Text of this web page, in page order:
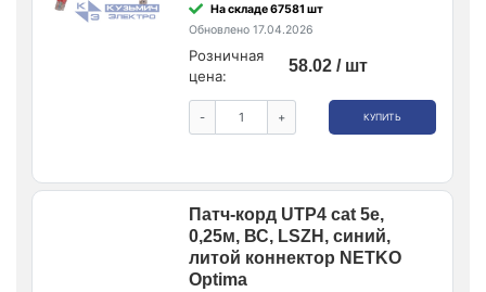
На складе 67581 шт
Обновлено 17.04.2026
Розничная
цена:
58.02 / шт
- + КУПИТЬ
Патч-корд UTP4 cat 5e,
0,25м, ВС, LSZH, синий,
литой коннектор NETKO
Optima